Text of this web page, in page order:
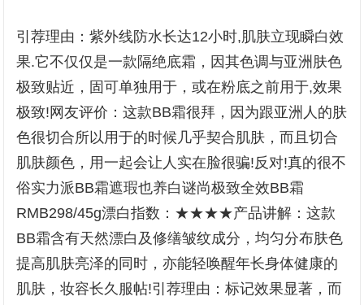
引荐理由：紫外线防水长达12小时,肌肤立现瞬白效
果.它不仅仅是一款隔绝底霜，因其色调与亚洲肤色
极致贴近，固可单独用于，或在粉底之前用于,效果
极致!网友评价：这款BB霜很拜，因为跟亚洲人的肤
色很切合所以用于的时候几乎契合肌肤，而且切合
肌肤颜色，用一起会让人实在脸很骗!反对!真的很不
俗实力派BB霜遮瑕也养白谜尚极致全效BB霜
RMB298/45g漂白指数：★★★★产品讲解：这款
BB霜含有天然漂白及修缮皱纹成分，均匀分布肤色
提高肌肤亮泽的同时，亦能轻唤醒年长身体健康的
肌肤，妆容长久服帖!引荐理由：标记效果显著，而